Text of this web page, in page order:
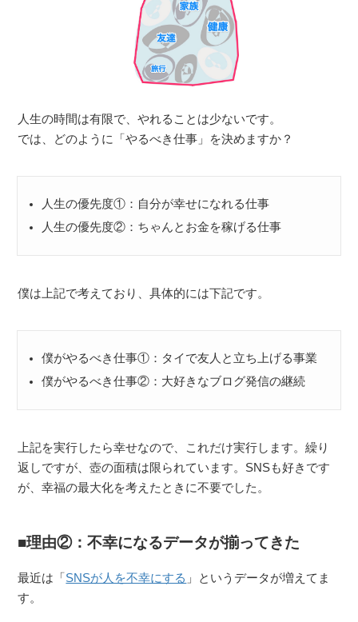
人生の時間は有限で、やれることは少ないです。
では、どのように「やるべき仕事」を決めますか？
人生の優先度①：自分が幸せになれる仕事
人生の優先度②：ちゃんとお金を稼げる仕事
僕は上記で考えており、具体的には下記です。
僕がやるべき仕事①：タイで友人と立ち上げる事業
僕がやるべき仕事②：大好きなブログ発信の継続
上記を実行したら幸せなので、これだけ実行します。繰り
返しですが、壺の面積は限られています。SNSも好きです
が、幸福の最大化を考えたときに不要でした。
理由②：不幸になるデータが揃ってきた
最近は「 SNSが人を不幸にする 」というデータが増えてま
す。